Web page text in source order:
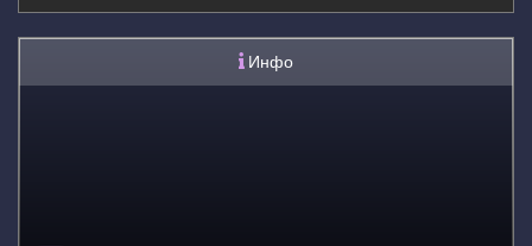
Инфо